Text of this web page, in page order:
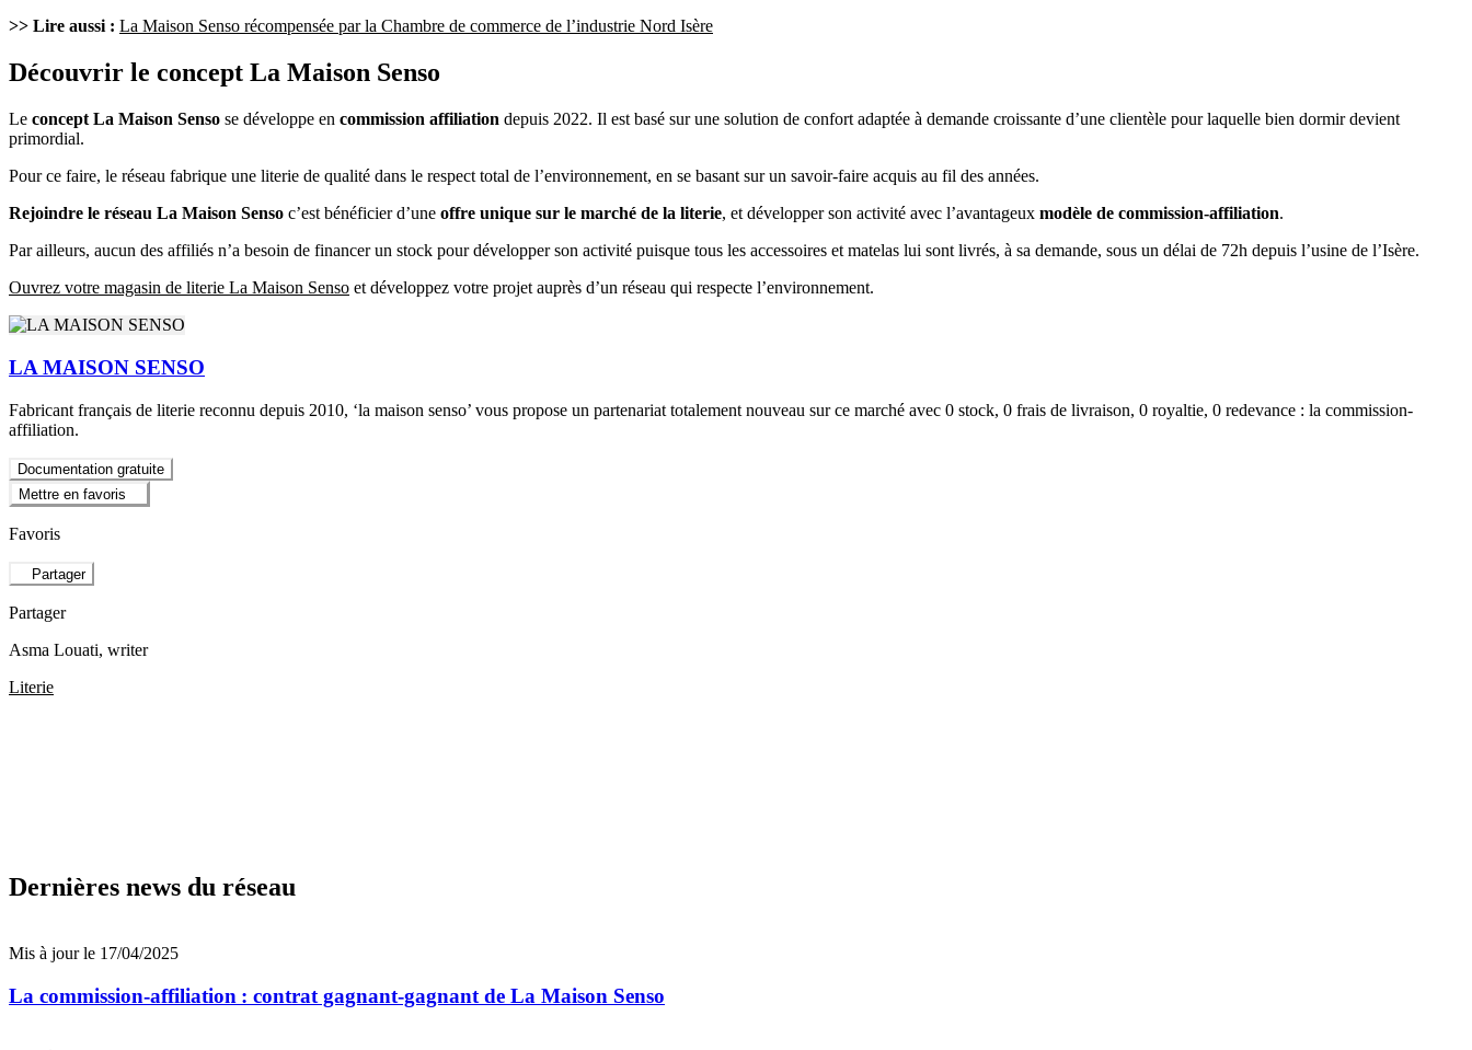
>> Lire aussi : La Maison Senso récompensée par la Chambre de commerce de l’industrie Nord Isère
Découvrir le concept La Maison Senso
Le concept La Maison Senso se développe en commission affiliation depuis 2022. Il est basé sur une solution de confort adaptée à demande croissante d’une clientèle pour laquelle bien dormir devient
primordial.
Pour ce faire, le réseau fabrique une literie de qualité dans le respect total de l’environnement, en se basant sur un savoir-faire acquis au fil des années.
Rejoindre le réseau La Maison Senso c’est bénéficier d’une offre unique sur le marché de la literie, et développer son activité avec l’avantageux modèle de commission-affiliation.
Par ailleurs, aucun des affiliés n’a besoin de financer un stock pour développer son activité puisque tous les accessoires et matelas lui sont livrés, à sa demande, sous un délai de 72h depuis l’usine de l’Isère.
Ouvrez votre magasin de literie La Maison Senso et développez votre projet auprès d’un réseau qui respecte l’environnement.
LA MAISON SENSO
Fabricant français de literie reconnu depuis 2010, ‘la maison senso’ vous propose un partenariat totalement nouveau sur ce marché avec 0 stock, 0 frais de livraison, 0 royaltie, 0 redevance : la commission-
affiliation.
Documentation gratuite
Mettre en favoris
Favoris
Partager
Partager
Asma Louati, writer
Literie
Dernières news du réseau
Mis à jour le 17/04/2025
La commission-affiliation : contrat gagnant-gagnant de La Maison Senso